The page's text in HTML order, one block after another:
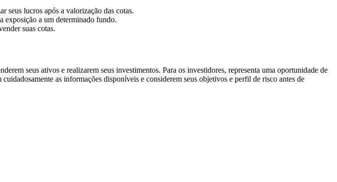
seus lucros após a valorização das cotas.
exposição a um determinado fundo.
suas cotas.
seus ativos e realizarem seus investimentos. Para os investidores, representa uma oportunidade de
as informações disponíveis e considerem seus objetivos e perfil de risco antes de